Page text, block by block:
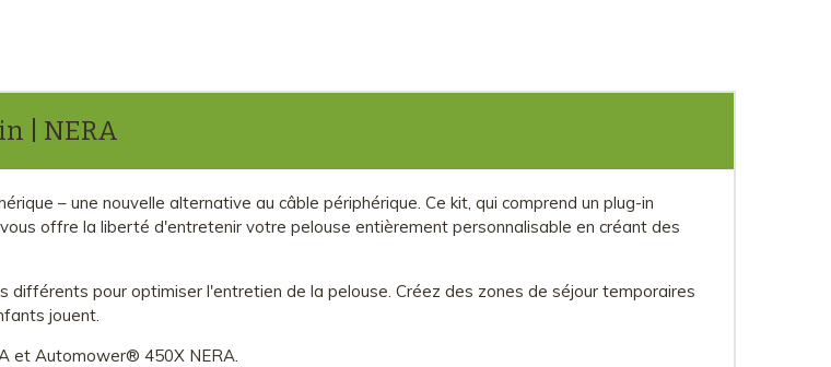
| NERA
– une nouvelle alternative au câble périphérique. Ce kit, qui comprend un plug-in
offre la liberté d'entretenir votre pelouse entièrement personnalisable en créant des
pour optimiser l'entretien de la pelouse. Créez des zones de séjour temporaires
jouent.
et Automower® 450X NERA.